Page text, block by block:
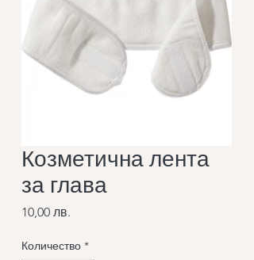
Козметична лента
за глава
10,00 лв.
Количество *